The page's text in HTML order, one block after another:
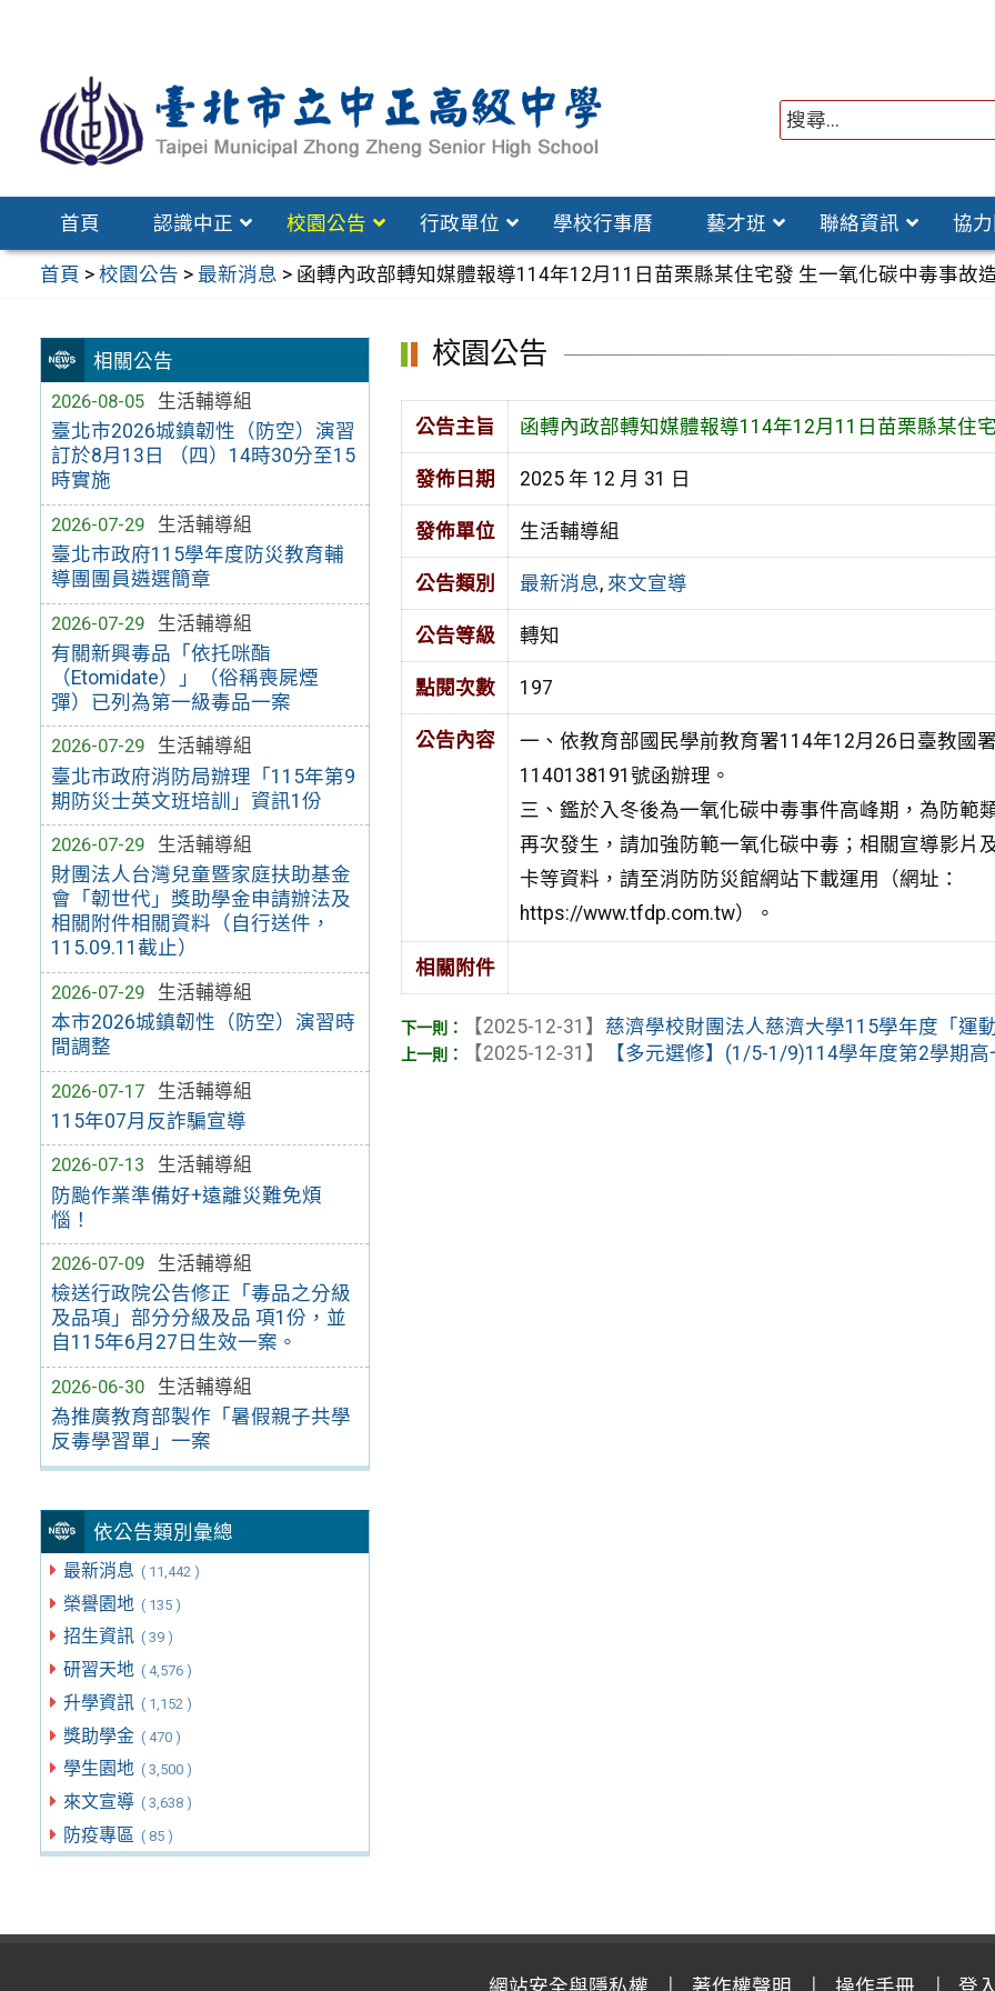
區
首頁 認識中正 校園公告 行政單位 學校行事曆 藝才班 聯絡資訊 協
首頁 >校園公告 > 最新消息 > 函轉內政部轉知媒體報導114年12月11日苗栗縣某住宅發 生一氧化碳中毒事故
相關公告
2026-08-05
生活輔導組
臺北市2026城鎮韌性（防空）演習
訂於8月13日 （四）14時30分至15
時實施
2026-07-29
生活輔導組
臺北市政府115學年度防災教育輔
導團團員遴選簡章
2026-07-29
生活輔導組
有關新興毒品「依托咪酯
（Etomidate）」（俗稱喪屍煙
彈）已列為第一級毒品一案
2026-07-29
生活輔導組
臺北市政府消防局辦理「115年第9
期防災士英文班培訓」資訊1份
2026-07-29
生活輔導組
財團法人台灣兒童暨家庭扶助基金
會「韌世代」獎助學金申請辦法及
相關附件相關資料（自行送件，
115.09.11截止）
2026-07-29
生活輔導組
本市2026城鎮韌性（防空）演習時
間調整
2026-07-17
生活輔導組
115年07月反詐騙宣導
2026-07-13
生活輔導組
防颱作業準備好+遠離災難免煩
惱！
2026-07-09
生活輔導組
檢送行政院公告修正「毒品之分級
及品項」部分分級及品 項1份，並
自115年6月27日生效一案。
2026-06-30
生活輔導組
為推廣教育部製作「暑假親子共學
反毒學習單」一案
依公告類別彙總
最新消息 ( 11,442 )
榮譽園地 ( 135 )
招生資訊 ( 39 )
研習天地 ( 4,576 )
升學資訊 ( 1,152 )
獎助學金 ( 470 )
學生園地 ( 3,500 )
來文宣導 ( 3,638 )
防疫專區 ( 85 )
校園公告
公告主旨 函轉內政部轉知媒體報導114年12月11日苗栗縣某住
發佈日期 2025 年 12 月 31 日
發佈單位 生活輔導組
公告類別 最新消息, 來文宣導
公告等級 轉知
點閱次數 197
公告內容
一、依教育部國民學前教育署114年12月26日臺教國
1140138191號函辦理。
三、鑑於入冬後為一氧化碳中毒事件高峰期，為防範
再次發生，請加強防範一氧化碳中毒；相關宣導影片
卡等資料，請至消防防災館網站下載運用（網址：
https://www.tfdp.com.tw）。
相關附件
【2025-12-31】 慈濟學校財團法人慈濟大學115學年度「運
【2025-12-31】
【多元選修】(1/5-1/9)114學年度第2學期